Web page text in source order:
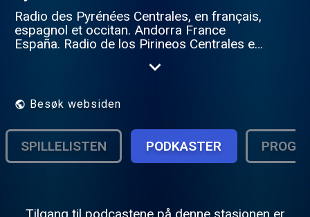
Radio des Pyrénées Centrales, en français,
espagnol et occitan. Andorra France
España. Radio de los Pirineos Centrales en
Comminges & Val d'Aran. Meteo - Agenda -
Bossost - Vielha - Saint Bertrand de
Comminges - Loures Barousse - Haute
Garonne - Hautes Pyrénées Contact :
https://www.pagesjaunes.fr/pros/54256312
"Une radio des Locales"
Besøk websiden
SPILLELISTEN PODKASTER
Tilgang til podcastene på denne stasjonen er